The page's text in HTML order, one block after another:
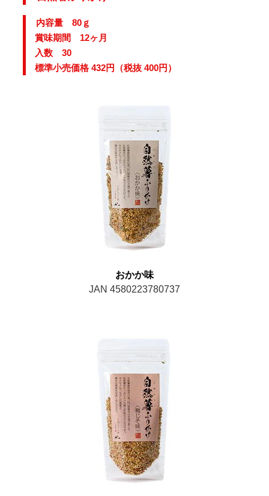
内容量 80ｇ
賞味期間 12ヶ月
入数 30
標準小売価格 432円（税抜 400円）
おかか味
JAN 4580223780737